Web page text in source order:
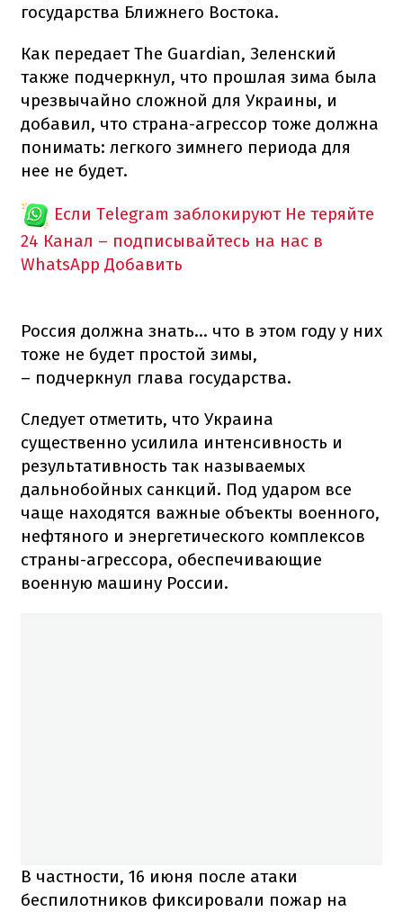
государства Ближнего Востока.
Как передает The Guardian, Зеленский
также подчеркнул, что прошлая зима была
чрезвычайно сложной для Украины, и
добавил, что страна-агрессор тоже должна
понимать: легкого зимнего периода для
нее не будет.
Если Telegram заблокируют Не теряйте
24 Канал – подписывайтесь на нас в
WhatsApp Добавить
Россия должна знать… что в этом году у них
тоже не будет простой зимы,
– подчеркнул глава государства.
Следует отметить, что Украина
существенно усилила интенсивность и
результативность так называемых
дальнобойных санкций. Под ударом все
чаще находятся важные объекты военного,
нефтяного и энергетического комплексов
страны-агрессора, обеспечивающие
военную машину России.
В частности, 16 июня после атаки
беспилотников фиксировали пожар на